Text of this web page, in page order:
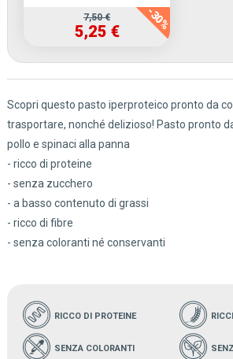
-30%
7,50 €
5,25 €
Scopri questo pasto iperproteico pronto da
trasportare, nonché delizioso! Pasto pronto
pollo e spinaci alla panna
- ricco di proteine
- senza zucchero
- a basso contenuto di grassi
- ricco di fibre
- senza coloranti né conservanti
RICCO DI PROTEINE
SENZA COLORANTI